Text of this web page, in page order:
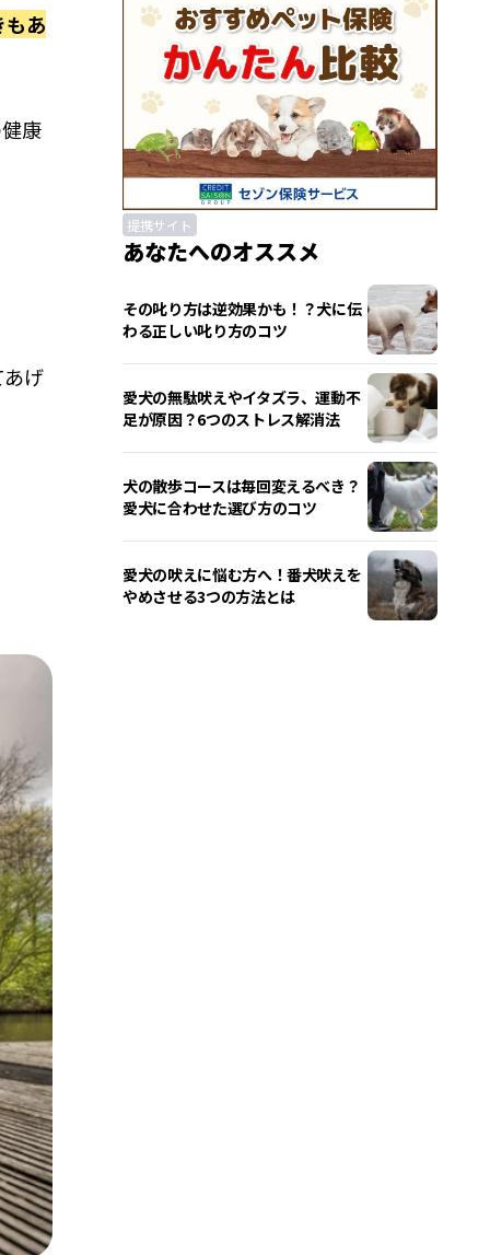
もあ
康
げ
提携サイト
あなたへのオススメ
その叱り方は逆効果かも！？犬に伝
わる正しい叱り方のコツ
愛犬の無駄吠えやイタズラ、運動不
足が原因？6つのストレス解消法
犬の散歩コースは毎回変えるべき？
愛犬に合わせた選び方のコツ
愛犬の吠えに悩む方へ！番犬吠えを
やめさせる3つの方法とは